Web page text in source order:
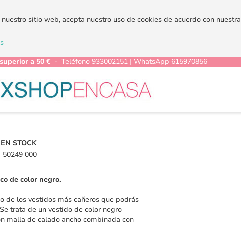
sitio web, acepta nuestro uso de cookies de acuerdo con nuestra
a 50 € - Teléfono 933002151 | WhatsApp 615970856
EN STOCK
50249 000
de color negro.
de los vestidos más cañeros que podrás
trata de un vestido de color negro
malla de calado ancho combinada con